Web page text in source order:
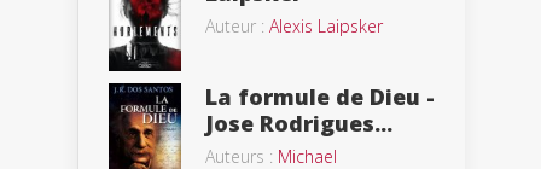
Auteur : Alexis Laipsker
La formule de Dieu -
Jose Rodrigues...
Auteurs : Michael